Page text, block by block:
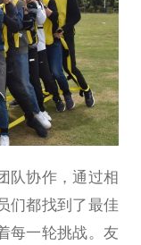
队协作，通过相
们都找到了最佳
每一轮挑战。友